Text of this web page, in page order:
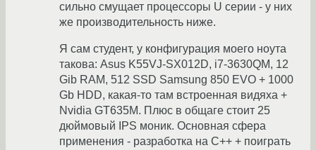
сильно смущает процессоры U серии - у них
же производительность ниже.
Я сам студент, у конфигурация моего ноута
такова: Asus K55VJ-SX012D, i7-3630QM, 12
Gib RAM, 512 SSD Samsung 850 EVO + 1000
Gb HDD, какая-то там встроенная видяха +
Nvidia GT635M. Плюс в общаге стоит 25
дюймовый IPS моник. Основная сфера
применения - разработка на C++ + поиграть